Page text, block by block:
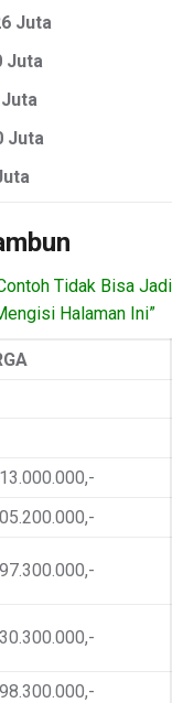
Juta
Juta
Juta
Tidak Bisa Jadi
Halaman Ini”